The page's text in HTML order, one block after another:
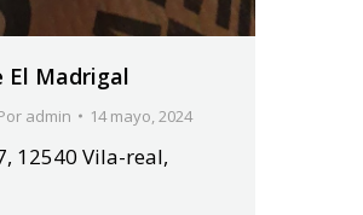
El Madrigal
admin 14 mayo, 2024
12540 Vila-real,